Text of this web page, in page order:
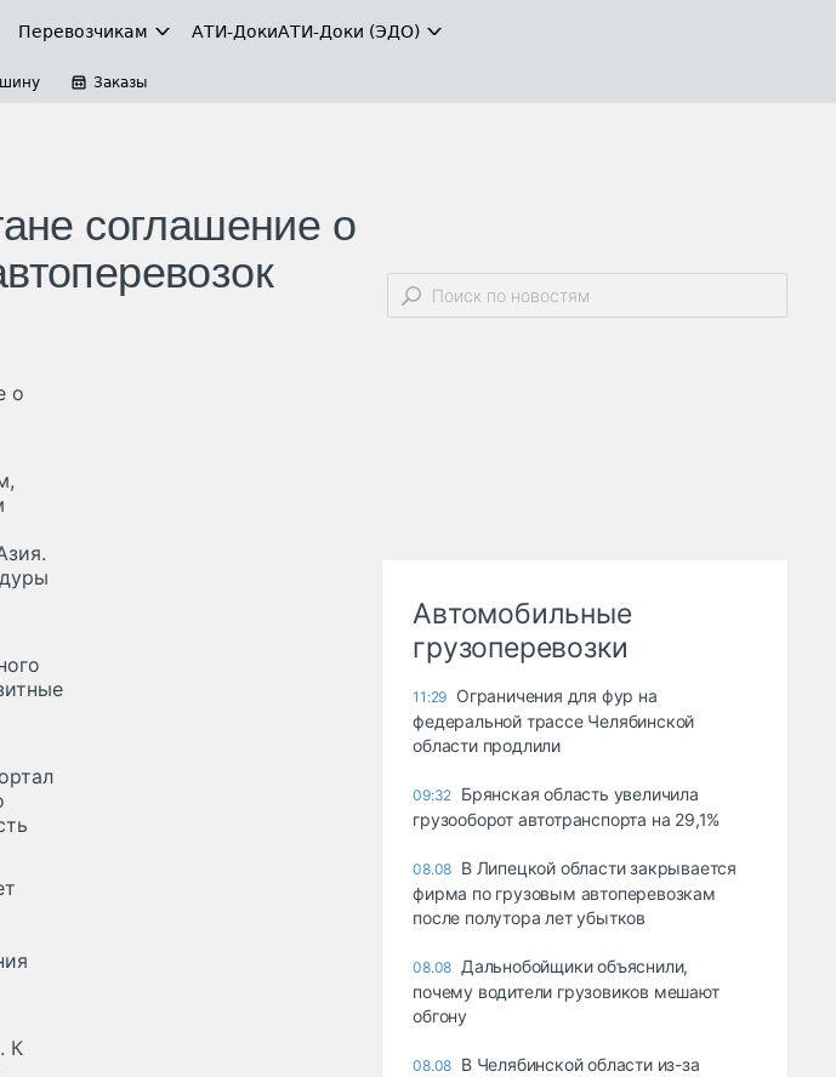
Перевозчикам АТИ-ДокиАТИ-Доки (ЭДО)
Заказы
соглашение о
о
К
Автомобильные
грузоперевозки
11:29 Ограничения для фур на
федеральной трассе Челябинской
области продлили
09:32 Брянская область увеличила
грузооборот автотранспорта на 29,1%
08.08 В Липецкой области закрывается
фирма по грузовым автоперевозкам
после полутора лет убытков
08.08 Дальнобойщики объяснили,
почему водители грузовиков мешают
обгону
08.08 В Челябинской области из-за